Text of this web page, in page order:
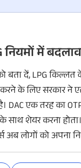
नियमों में बदलाव
बता दें, LPG किल्लत
के लिए सरकार ने
DAC एक तरह का
साथ शेयर करना
अब लोगों को अपना